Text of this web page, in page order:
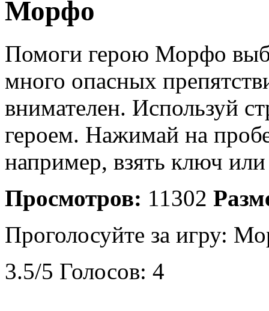
Морфо
Помоги герою Морфо
много опасных
внимателен. Используй
героем. Нажимай на
например, взять ключ
Просмотров: 11302
Проголосуйте за игру:
3.5/5 Голосов: 4